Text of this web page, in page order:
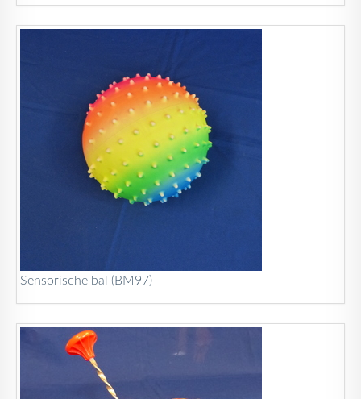
Sensorische bal (BM97)